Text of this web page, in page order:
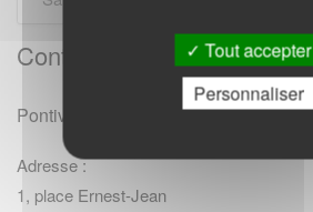
Contact communaute
Pontivy communauté
Adresse :
1, place Ernest-Jean
Tout accepter
Personnaliser